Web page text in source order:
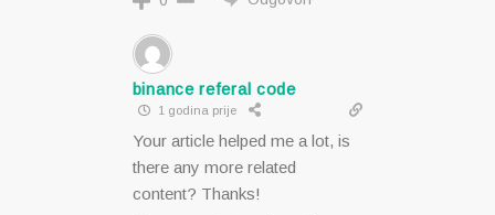
binance referal code
1 godina prije
Your article helped me a lot, is
there any more related
content? Thanks!